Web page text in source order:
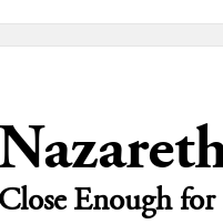
Enough